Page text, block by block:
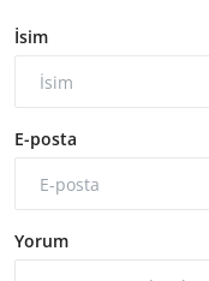
İsim
E-posta
Yorum